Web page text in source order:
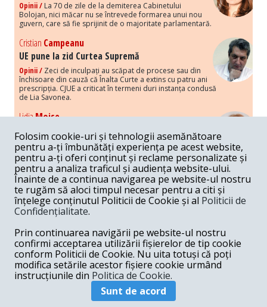
Opinii / La 70 de zile de la demiterea Cabinetului
Bolojan, nici măcar nu se întrevede formarea unui nou
guvern, care să fie sprijinit de o majoritate parlamentară.
Cristian Campeanu
UE pune la zid Curtea Supremă
Opinii / Zeci de inculpați au scăpat de procese sau din
închisoare din cauză că Înalta Curte a extins cu patru ani
prescripția. CJUE a criticat în termeni duri instanța condusă
de Lia Savonea.
LidiaMoise
Costurile economice ale haosului politic
Opinii / Economia nu poate rezista cu retorica falsă a
susținerii intereselor poporului, care, de fapt, ascunde
obsesia menținerii privilegiilor și a averilor unor caste.
Melania Cincea
Noi puseuri de xenofobie din partea românilor
„neaoși”
Periodic, în spațiul public sunt voci care lansează
mesaje xenofobe la adresa câte unui politician care deranjează un
anumit grup politico-mediatic, într-un anumit moment.
ArmandGosu
Unirea cu Moldova: modele istorice
Unirea cu Moldova depinde de intensitatea
amenințării haosului și anarhiei de dincolo de Nistru.
Folosim cookie-uri și tehnologii asemănătoare
pentru a-ți îmbunătăți experiența pe acest website,
pentru a-ți oferi conținut și reclame personalizate și
pentru a analiza traficul și audiența website-ului.
Înainte de a continua navigarea pe website-ul nostru
te rugăm să aloci timpul necesar pentru a citi și
înțelege conținutul Politicii de Cookie și al Politicii de
Confidențialitate.
Prin continuarea navigării pe website-ul nostru
confirmi acceptarea utilizării fișierelor de tip cookie
conform Politicii de Cookie. Nu uita totuși că poți
modifica setările acestor fișiere cookie urmând
instrucțiunile din Politica de Cookie.
Sunt de acord